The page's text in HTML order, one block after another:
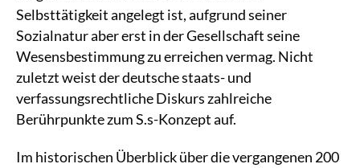
Selbsttätigkeit angelegt ist, aufgrund seiner
Sozialnatur aber erst in der Gesellschaft seine
Wesensbestimmung zu erreichen vermag. Nicht
zuletzt weist der deutsche staats- und
verfassungsrechtliche Diskurs zahlreiche
Berührpunkte zum S.s-Konzept auf.
Im historischen Überblick über die vergangenen 200